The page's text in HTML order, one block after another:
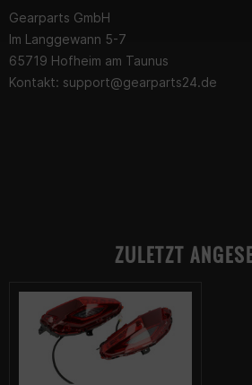
Gearparts GmbH
Im Langgewann 5-7
65719 Hofheim am Taunus
Kontakt: support@gearparts24.de
ZULETZT